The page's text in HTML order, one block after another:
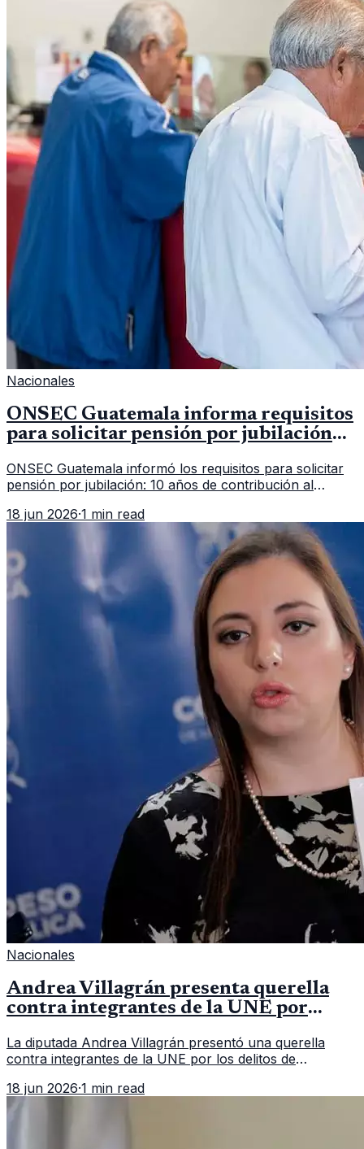
Nacionales
ONSEC Guatemala informa requisitos
para solicitar pensión por jubilación
ONSEC Guatemala informó los requisitos para solicitar
pensión por jubilación: 10 años de contribución al
importar edad.
18 jun 2026·1 min read
Nacionales
Andrea Villagrán presenta querella
contra integrantes de la UNE por
La diputada Andrea Villagrán presentó una querella
contra integrantes de la UNE por los delitos de
18 jun 2026·1 min read